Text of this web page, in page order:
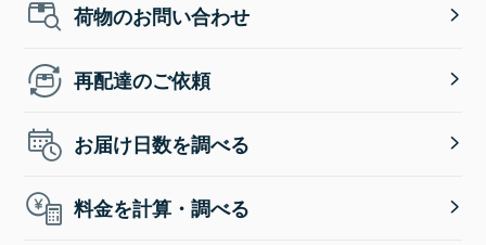
荷物のお問い合わせ
再配達のご依頼
お届け日数を調べる
料金を計算・調べる